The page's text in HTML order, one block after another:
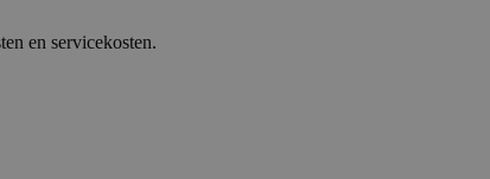
en servicekosten.